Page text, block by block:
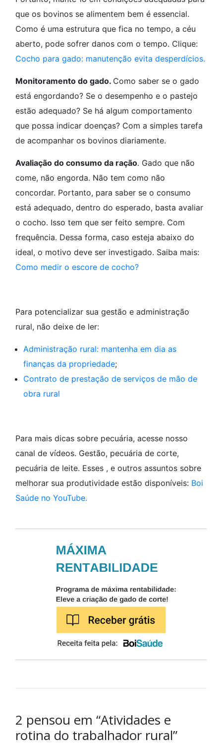
que os bovinos se alimentem bem é essencial.
Como é uma estrutura que fica no tempo, a céu
aberto, pode sofrer danos com o tempo. Clique:
Cocho para gado: manutenção evita desperdícios.
Monitoramento do gado. Como saber se o gado
está engordando? Se o desempenho e o pastejo
estão adequado? Se há algum comportamento
que possa indicar doenças? Com a simples tarefa
de acompanhar os bovinos diariamente.
Avaliação do consumo da ração. Gado que não
come, não engorda. Não tem como não
concordar. Portanto, para saber se o consumo
está adequado, dentro do esperado, basta avaliar
o cocho. Isso tem que ser feito sempre. Com
frequência. Dessa forma, caso esteja abaixo do
ideal, o motivo deve ser investigado. Saiba mais:
Como medir o escore de cocho?
Para potencializar sua gestão e administração
rural, não deixe de ler:
Administração rural: mantenha em dia as
finanças da propriedade;
Contrato de prestação de serviços de mão de
obra rural
Para mais dicas sobre pecuária, acesse nosso
canal de vídeos. Gestão, pecuária de corte,
pecuária de leite. Esses , e outros assuntos sobre
melhorar sua produtividade estão disponíveis: Boi
Saúde no YouTube.
2 pensou em “Atividades e
rotina do trabalhador rural”